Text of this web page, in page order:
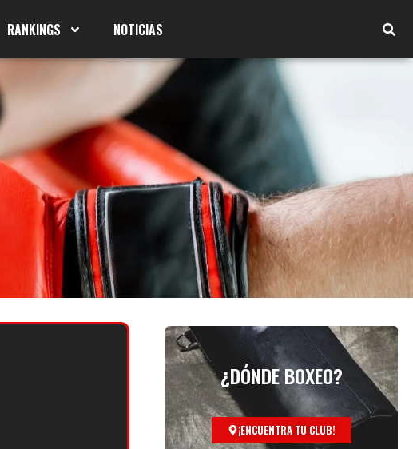
RANKINGS NOTICIAS
¿DÓNDE BOXEO?
¡ENCUENTRA TU CLUB!